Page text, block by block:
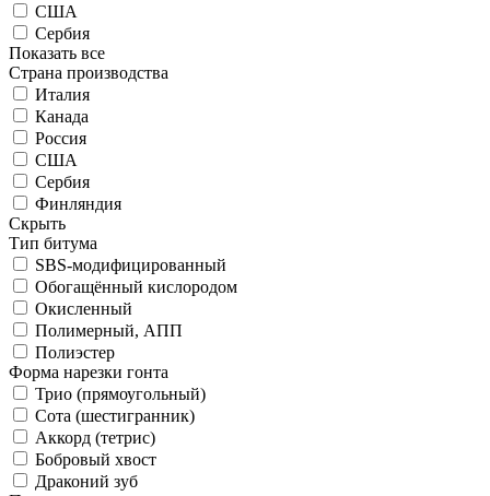
США
Сербия
Показать все
Страна производства
Италия
Канада
Россия
США
Сербия
Финляндия
Скрыть
Тип битума
SBS-модифицированный
Обогащённый кислородом
Окисленный
Полимерный, АПП
Полиэстер
Форма нарезки гонта
Трио (прямоугольный)
Сота (шестигранник)
Аккорд (тетрис)
Бобровый хвост
Драконий зуб